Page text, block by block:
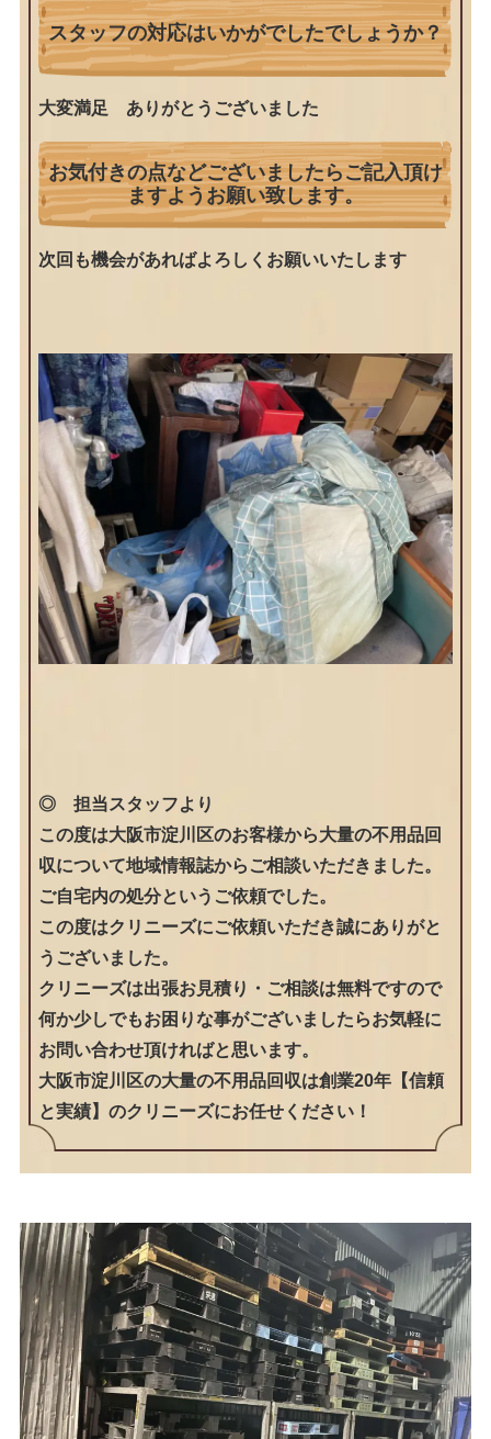
スタッフの対応はいかがでしたでしょうか？
大変満足 ありがとうございました
お気付きの点などございましたらご記入頂け
ますようお願い致します。
次回も機会があればよろしくお願いいたします
◎ 担当スタッフより
この度は大阪市淀川区のお客様から大量の不用品回
収について地域情報誌からご相談いただきました。
ご自宅内の処分というご依頼でした。
この度はクリニーズにご依頼いただき誠にありがと
うございました。
クリニーズは出張お見積り・ご相談は無料ですので
何か少しでもお困りな事がございましたらお気軽に
お問い合わせ頂ければと思います。
大阪市淀川区の大量の不用品回収は創業20年【信頼
と実績】のクリニーズにお任せください！